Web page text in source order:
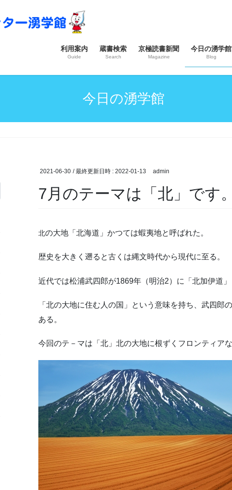
利用案内
Guide
蔵書検索
Search
京極読書新聞
Magazine
今日の湧学館
Blog
今日の湧学館
2021-06-30 / 最終更新日時 : 2022-01-13 admin
7月のテーマは「北」です
北の大地「北海道」かつては蝦夷地と呼ばれた。
歴史を大きく遡ると古くは縄文時代から現代に至る。
近代では松浦武四郎が1869年（明治2）に「北加伊道
「北の大地に住む人の国」という意味を持ち、武四郎
ある。
今回のテ－マは「北」北の大地に根ずくフロンティア